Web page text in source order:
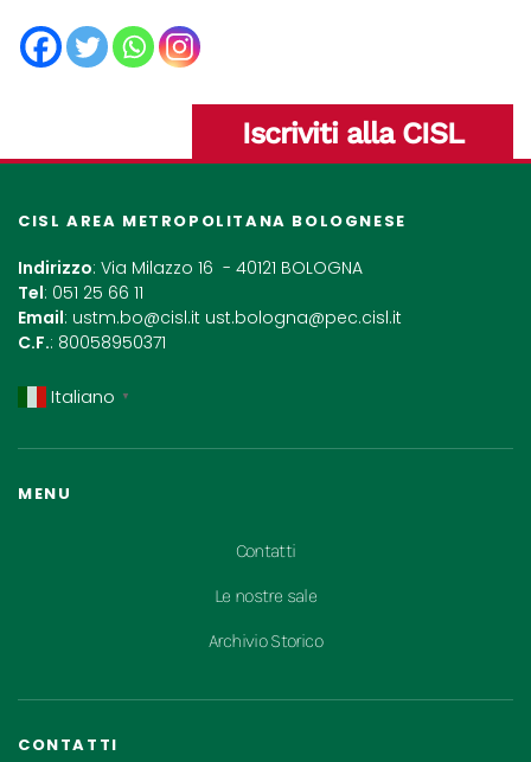
Iscriviti alla CISL
CISL AREA METROPOLITANA BOLOGNESE
Indirizzo: Via Milazzo 16 - 40121 BOLOGNA
Tel: 051 25 66 11
Email: ustm.bo@cisl.it ust.bologna@pec.cisl.it
C.F.: 80058950371
Italiano ▼
MENU
Contatti
Le nostre sale
Archivio Storico
CONTATTI